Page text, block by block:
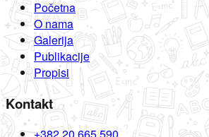
Početna
O nama
Galerija
Publikacije
Propisi
Kontakt